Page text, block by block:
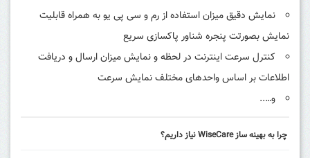
نمایش دقیق میزان استفاده از رم و سی پی یو به همراه قابلیت
نمایش بصورتت پنجره شناور پاکسازی سریع
کنترل سرعت اینترنت در لحظه و نمایش میزان ارسال و دریافت
اطلاعات بر اساس واحدهای مختلف نمایش سرعت
و…..
چرا به بهینه ساز WiseCare نیاز داریم؟